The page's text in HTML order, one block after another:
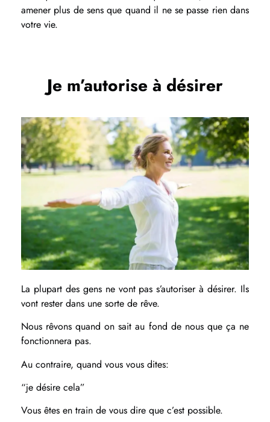
amener plus de sens que quand il ne se passe rien dans
votre vie.
Je m’autorise à désirer
La plupart des gens ne vont pas s’autoriser à désirer. Ils
vont rester dans une sorte de rêve.
Nous rêvons quand on sait au fond de nous que ça ne
fonctionnera pas.
Au contraire, quand vous vous dites:
“je désire cela”
Vous êtes en train de vous dire que c’est possible.